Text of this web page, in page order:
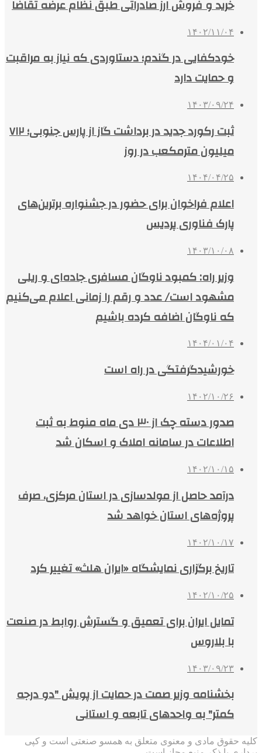
خرید و فروش ارز صادراتی طبق نظام عرضه تقاضا
۱۴۰۲/۱۱/۰۴
خودکفایی در گندم؛ دستاوردی که نیاز به مراقبت
و حمایت دارد
۱۴۰۳/۰۹/۲۴
ثبت رکورد جدید در برداشت گاز از پارس جنوبی؛ ۷۱۲
میلیون مترمکعب در روز
۱۴۰۴/۰۴/۲۵
اعلام فراخوان برای حضور در جشنواره برترین‌های
پارک فناوری پردیس
۱۴۰۳/۱۰/۰۸
وزیر راه: کمبود ناوگان مسافری جاده‌ای و ریلی
مشهود است/ عدد و رقم را زمانی اعلام می‌کنیم
که ناوگان اضافه کرده باشیم
۱۴۰۴/۰۱/۰۴
خورشیدگرفتگی در راه است
۱۴۰۲/۱۰/۲۶
صدور دسته چک از ۳۰ دی ماه منوط به ثبت
اطلاعات در سامانه املاک و اسکان شد
۱۴۰۲/۱۰/۱۵
درآمد حاصل از مولدسازی در استان مرکزی، صرف
پروژه‌های استان خواهد شد
۱۴۰۲/۱۰/۱۷
تاریخ برگزاری نمایشگاه «ایران هلث» تغییر کرد
۱۴۰۲/۱۰/۲۵
تمایل ایران برای تعمیق و گسترش روابط در صنعت
با بلاروس
۱۴۰۳/۰۹/۲۳
بخشنامه وزیر صمت در حمایت از پویش "دو درجه
کمتر" به واحدهای تابعه و استانی
کلیه حقوق مادی و معنوی متعلق به همسو صنعتی است و کپی